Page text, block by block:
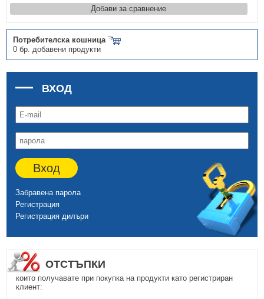
Добави за сравнение
Потребителска кошница
0 бр. добавени продукти
ВХОД
Вход
Забравена парола
Регистрация
Регистрация дилъри
ОТСТЪПКИ
които получавате при покупка на продукти като регистриран
клиент: